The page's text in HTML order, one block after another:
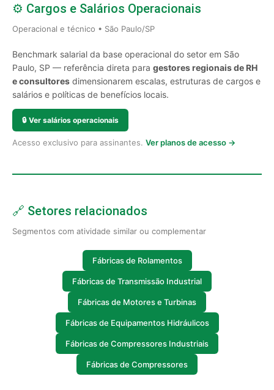
⚙️ Cargos e Salários Operacionais
Operacional e técnico • São Paulo/SP
Benchmark salarial da base operacional do setor em São
Paulo, SP — referência direta para gestores regionais de RH
e consultores dimensionarem escalas, estruturas de cargos e
salários e políticas de benefícios locais.
🔒 Ver salários operacionais
Acesso exclusivo para assinantes. Ver planos de acesso →
🔗 Setores relacionados
Segmentos com atividade similar ou complementar
Fábricas de Rolamentos
Fábricas de Transmissão Industrial
Fábricas de Motores e Turbinas
Fábricas de Equipamentos Hidráulicos
Fábricas de Compressores Industriais
Fábricas de Compressores